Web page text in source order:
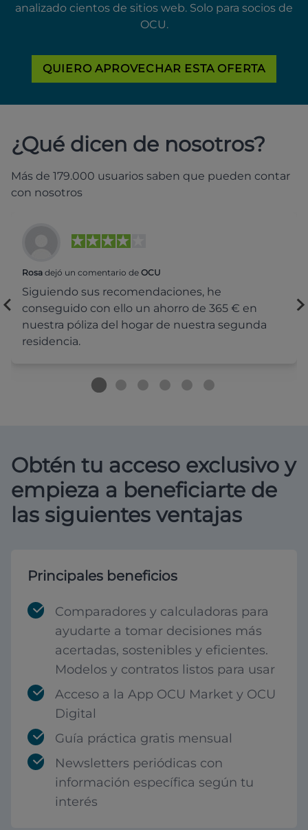
analizado cientos de sitios web. Solo para socios de
OCU.
QUIERO APROVECHAR ESTA OFERTA
¿Qué dicen de nosotros?
Más de 179.000 usuarios saben que pueden contar
con nosotros
Rosa dejó un comentario de OCU
Siguiendo sus recomendaciones, he
conseguido con ello un ahorro de 365 € en
nuestra póliza del hogar de nuestra segunda
residencia.
Obtén tu acceso exclusivo y
empieza a beneficiarte de
las siguientes ventajas
Principales beneficios
Comparadores y calculadoras para
ayudarte a tomar decisiones más
acertadas, sostenibles y eficientes.
Modelos y contratos listos para usar
Acceso a la App OCU Market y OCU
Digital
Guía práctica gratis mensual
Newsletters periódicas con
información específica según tu
interés